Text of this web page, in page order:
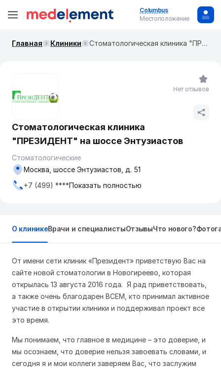
Columbus
Местоположение
Главная Клиники Стоматологическая клиника "ПРЕЗИДЕНТ" на шоссе Энтузиастов
Стоматологическая клиника
"ПРЕЗИДЕНТ" на шоссе Энтузиастов
Стоматологические
Москва, шоссе Энтузиастов, д. 51
+7 (499) ****Показать полностью
Нет отзывов
О клиникеВрачи и специалистыОтзывыЧто нового?
От имени сети клиник «Президент» приветствую Вас на
сайте новой стоматологии в Новогиреево, которая
открылась 13 августа 2016 года. Я рад приветствовать,
а также очень благодарен ВСЕМ , кто принимал активное
участие в открытии клиники и поддерживал проект все
это время.
Мы понимаем, что главное в медицине – это доверие, и
мы осознаем, что доверие нельзя завоевать словами, и
сегодня я и мои коллеги заверяем Вас, что заслужим